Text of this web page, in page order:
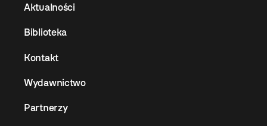
Aktualności
Biblioteka
Kontakt
Wydawnictwo
Partnerzy